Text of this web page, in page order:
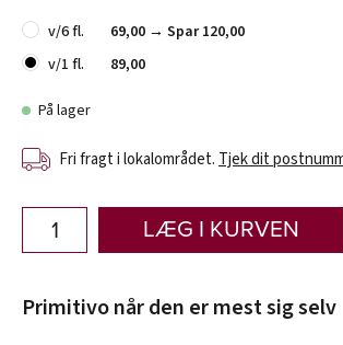
v/6 fl. 69,00 → Spar 120,00
v/1 fl.
89,00
På lager
Fri fragt i lokalområdet. Tjek dit
LÆG I KURVEN
Primitivo når den er mest sig selv